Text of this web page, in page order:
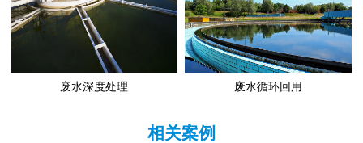
废水深度处理 废水循环回用
相关案例